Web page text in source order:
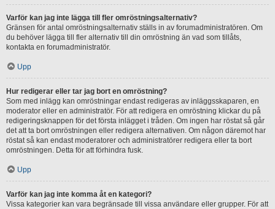
Varför kan jag inte lägga till fler omröstningsalternativ?
Gränsen för antal omröstningsalternativ ställs in av forumadministratören. Om
du behöver lägga till fler alternativ till din omröstning än vad som tillåts,
kontakta en forumadministratör.
Upp
Hur redigerar eller tar jag bort en omröstning?
Som med inlägg kan omröstningar endast redigeras av inläggsskaparen, en
moderator eller en administratör. För att redigera en omröstning klickar du på
redigeringsknappen för det första inlägget i tråden. Om ingen har röstat så går
det att ta bort omröstningen eller redigera alternativen. Om någon däremot har
röstat så kan endast moderatorer och administratörer redigera eller ta bort
omröstningen. Detta för att förhindra fusk.
Upp
Varför kan jag inte komma åt en kategori?
Vissa kategorier kan vara begränsade till vissa användare eller grupper. För att